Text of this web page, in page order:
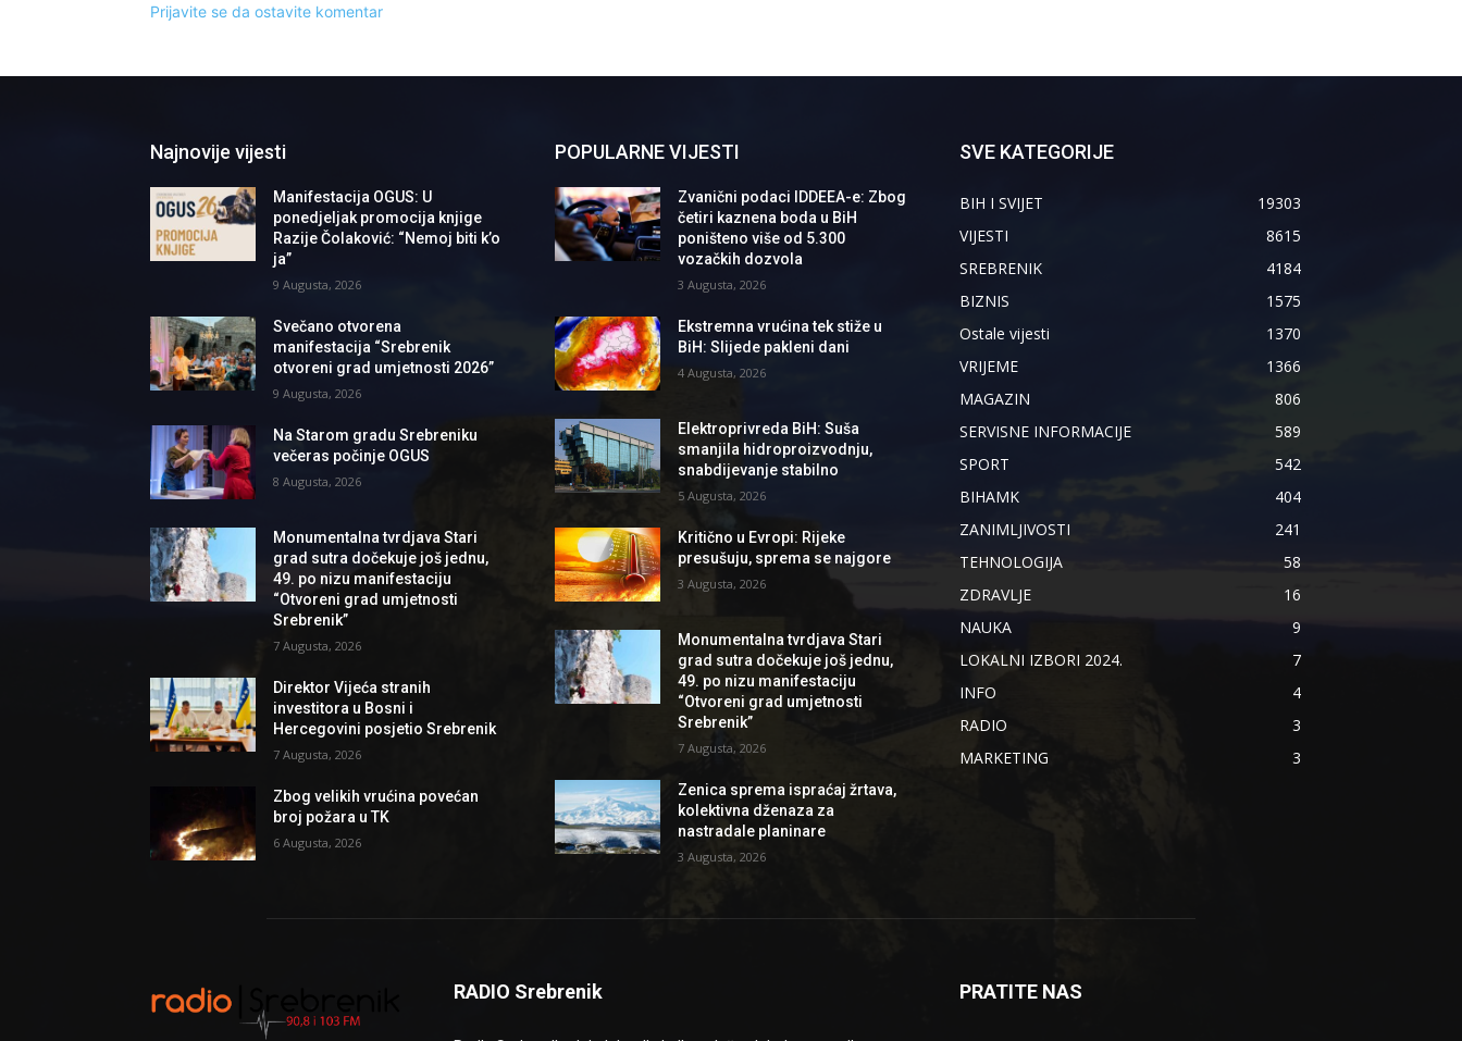
Prijavite se da ostavite komentar
Najnovije vijesti
Manifestacija OGUS: U
ponedjeljak promocija knjige
Razije Čolaković: “Nemoj biti k’o
ja”
9 Augusta, 2026
Svečano otvorena
manifestacija “Srebrenik
otvoreni grad umjetnosti 2026”
9 Augusta, 2026
Na Starom gradu Srebreniku
večeras počinje OGUS
8 Augusta, 2026
Monumentalna tvrdjava Stari
grad sutra dočekuje još jednu,
49. po nizu manifestaciju
“Otvoreni grad umjetnosti
Srebrenik”
7 Augusta, 2026
Direktor Vijeća stranih
investitora u Bosni i
Hercegovini posjetio Srebrenik
7 Augusta, 2026
Zbog velikih vrućina povećan
broj požara u TK
6 Augusta, 2026
POPULARNE VIJESTI
Zvanični podaci IDDEEA-e: Zbog
četiri kaznena boda u BiH
poništeno više od 5.300
vozačkih dozvola
3 Augusta, 2026
Ekstremna vrućina tek stiže u
BiH: Slijede pakleni dani
4 Augusta, 2026
Elektroprivreda BiH: Suša
smanjila hidroproizvodnju,
snabdijevanje stabilno
5 Augusta, 2026
Kritično u Evropi: Rijeke
presušuju, sprema se najgore
3 Augusta, 2026
Monumentalna tvrdjava Stari
grad sutra dočekuje još jednu,
49. po nizu manifestaciju
“Otvoreni grad umjetnosti
Srebrenik”
7 Augusta, 2026
Zenica sprema ispraćaj žrtava,
kolektivna dženaza za
nastradale planinare
3 Augusta, 2026
SVE KATEGORIJE
BIH I SVIJET
19303
VIJESTI
8615
SREBRENIK
4184
BIZNIS
1575
Ostale vijesti
1370
VRIJEME
1366
MAGAZIN
806
SERVISNE INFORMACIJE
589
SPORT
542
BIHAMK
404
ZANIMLJIVOSTI
241
TEHNOLOGIJA
58
ZDRAVLJE
16
NAUKA
9
LOKALNI IZBORI 2024.
7
INFO
4
RADIO
3
MARKETING
3
RADIO Srebrenik PRATITE NAS